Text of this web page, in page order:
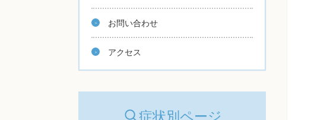
お問い合わせ
アクセス
症状別ページ